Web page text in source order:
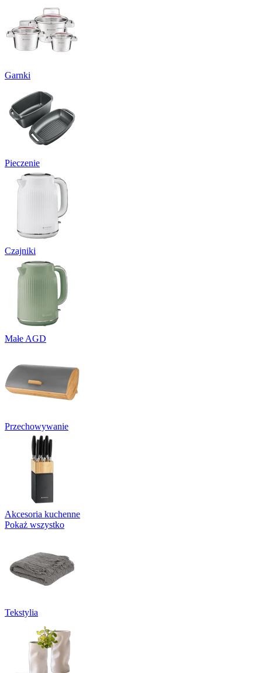
Garnki
Pieczenie
Czajniki
Małe AGD
Przechowywanie
Akcesoria kuchenne
Pokaż wszystko
Tekstylia